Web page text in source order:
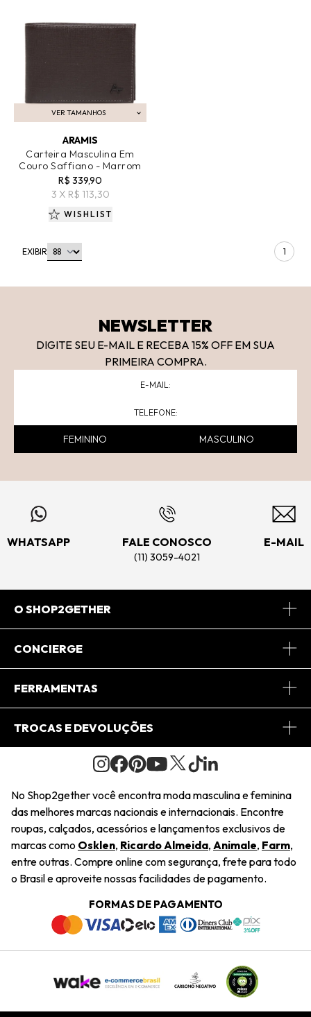
VER TAMANHOS
ADICIONAR AO CARRINHO
ARAMIS
Carteira Masculina Em
Couro Saffiano - Marrom
R$ 339,90
3 X R$ 113,30
WISHLIST
EXIBIR 1
NEWSLETTER
DIGITE SEU E-MAIL E RECEBA 15% OFF EM SUA
PRIMEIRA COMPRA.
FEMININO MASCULINO
WHATSAPP FALE CONOSCO
(11) 3059-4021
E-MAIL
O SHOP2GETHER
Sobre Nós
Journal
Saiu na Mídia
Sustentabilidade
Navegando
Termos e Condições
Trabalhe Conosco
CONCIERGE
Central de Relacionamento
Regulamento e Promoções
FERRAMENTAS
Minha Conta
Pedido de Presente
Wishlist
TROCAS E DEVOLUÇÕES
Condições Gerais
Troca Fácil
Restituição de Pagamento
Dúvidas Frequentes
Termos e Condições
Política de Privacidade
No Shop2gether você encontra moda masculina e feminina
das melhores marcas nacionais e internacionais. Encontre
roupas, calçados, acessórios e lançamentos exclusivos de
marcas como Osklen, Ricardo Almeida, Animale, Farm,
entre outras. Compre online com segurança, frete para todo
o Brasil e aproveite nossas facilidades de pagamento.
FORMAS DE PAGAMENTO